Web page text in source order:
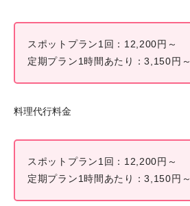
スポットプラン1回：12,200円～
定期プラン1時間あたり：3,150円～
料理代行料金
スポットプラン1回：12,200円～
定期プラン1時間あたり：3,150円～